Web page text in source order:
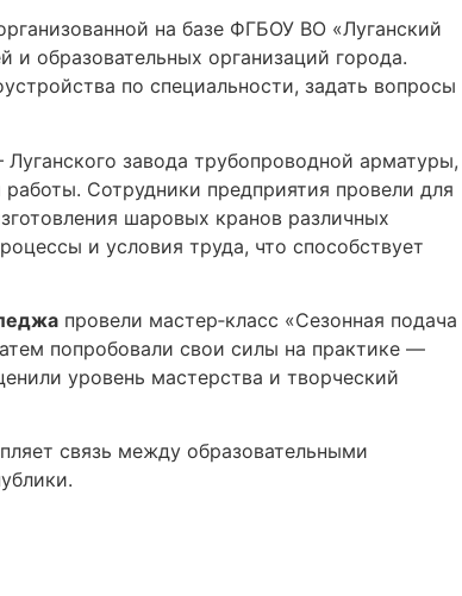
на базе ФГБОУ ВО «Луганский
образовательных организаций города.
по специальности, задать вопросы
завода трубопроводной арматуры,
Сотрудники предприятия провели для
шаровых кранов различных
и условия труда, что способствует
провели мастер‑класс «Сезонная подача
попробовали свои силы на практике —
уровень мастерства и творческий
связь между образовательными